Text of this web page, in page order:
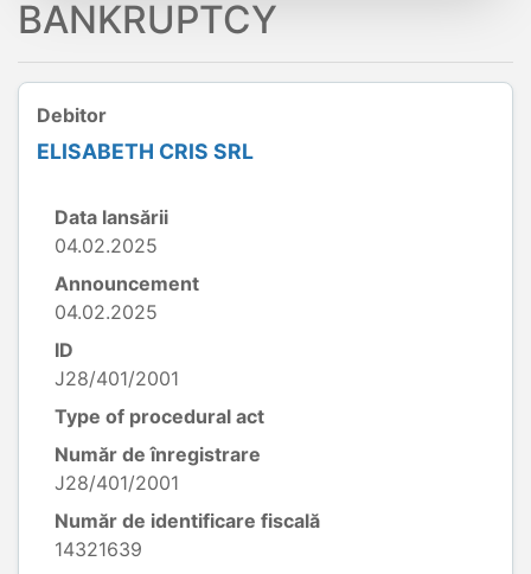
BANKRUPTCY
Debitor
ELISABETH CRIS SRL
Data lansării
04.02.2025
Announcement
04.02.2025
ID
J28/401/2001
Type of procedural act
Număr de înregistrare
J28/401/2001
Număr de identificare fiscală
14321639